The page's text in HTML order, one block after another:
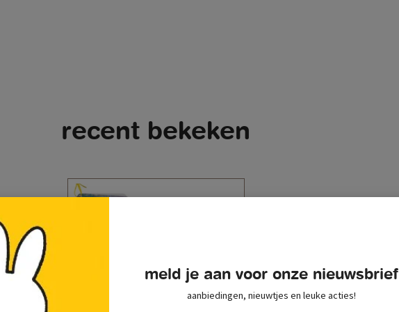
recent bekeken
meld je aan voor onze nieuwsbrief
aanbiedingen, nieuwtjes en leuke acties!